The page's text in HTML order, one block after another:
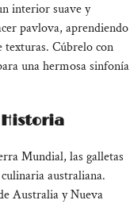
interior suave y
pavlova, aprendiendo
Cúbrelo con
una hermosa sinfonía
Historia
Mundial, las galletas
australiana.
Australia y Nueva